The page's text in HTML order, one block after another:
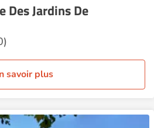
Des Jardins De
savoir plus